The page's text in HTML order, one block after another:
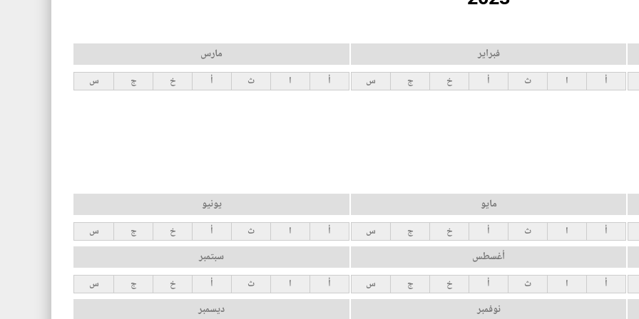
فبراير
أ ا ث أ خ ج س
مارس
أ ا ث أ خ ج س
مايو
أ ا ث أ خ ج س
يونيو
أ ا ث أ خ ج س
أغسطس
أ ا ث أ خ ج س
سبتمبر
أ ا ث أ خ ج س
نوفمبر ديسمبر